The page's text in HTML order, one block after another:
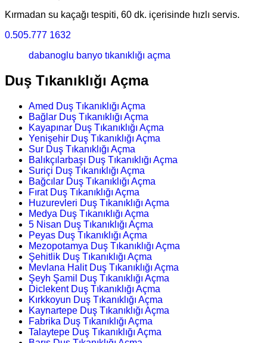
Kırmadan su kaçağı tespiti, 60 dk. içerisinde hızlı servis.
0.505.777 1632
dabanoglu banyo tıkanıklığı açma
Duş Tıkanıklığı Açma
Amed Duş Tıkanıklığı Açma
Bağlar Duş Tıkanıklığı Açma
Kayapınar Duş Tıkanıklığı Açma
Yenişehir Duş Tıkanıklığı Açma
Sur Duş Tıkanıklığı Açma
Balıkçılarbaşı Duş Tıkanıklığı Açma
Suriçi Duş Tıkanıklığı Açma
Bağcılar Duş Tıkanıklığı Açma
Fırat Duş Tıkanıklığı Açma
Huzurevleri Duş Tıkanıklığı Açma
Medya Duş Tıkanıklığı Açma
5 Nisan Duş Tıkanıklığı Açma
Peyas Duş Tıkanıklığı Açma
Mezopotamya Duş Tıkanıklığı Açma
Şehitlik Duş Tıkanıklığı Açma
Mevlana Halit Duş Tıkanıklığı Açma
Şeyh Şamil Duş Tıkanıklığı Açma
Diclekent Duş Tıkanıklığı Açma
Kırkkoyun Duş Tıkanıklığı Açma
Kaynartepe Duş Tıkanıklığı Açma
Fabrika Duş Tıkanıklığı Açma
Talaytepe Duş Tıkanıklığı Açma